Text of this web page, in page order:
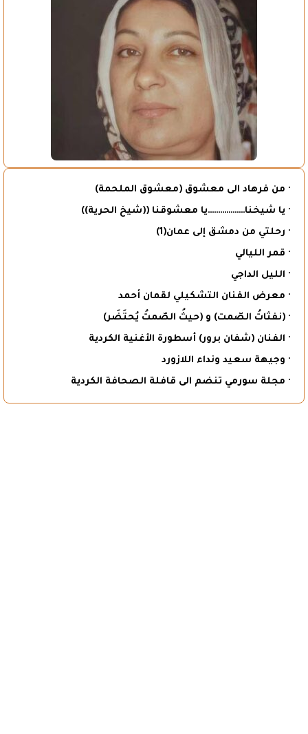
· من فرهاد الى معشوق (معشوق الملحمة)
· يا شيخنا………………يا معشوقنا ((شيخ الحرية))
· رحلتي من دمشق إلى عمان(1)
· قمر الليالي
· الليل الداجي
· معرض الفنان التشكيلي لقمان أحمد
· (نفثاتُ الصّمت) و (حيثُ الصّمتُ يُحتَضَر)
· الفنان (شفان برور) أسطورة الأغنية الكردية
· وجيهة سعيد ونداء اللازورد
· مجلة سورمي تنضم الى قافلة الصحافة الكردية